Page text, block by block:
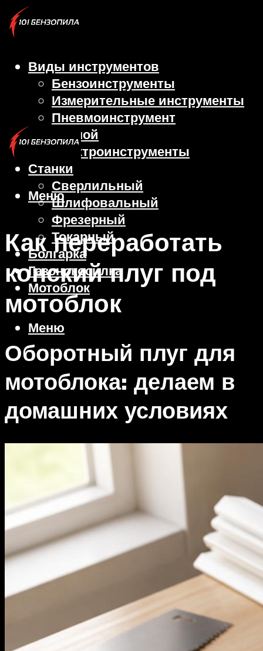
Виды инструментов
Бензоинструменты
Измерительные инструменты
Пневмоинструмент
Ручной
Электроинструменты
Станки
Сверлильный
Шлифовальный
Фрезерный
Токарный
Болгарка
Газонокосилка
Мотоблок
Меню
Меню
Как переработать
конский плуг под
мотоблок
Оборотный плуг для
мотоблока: делаем в
домашних условиях